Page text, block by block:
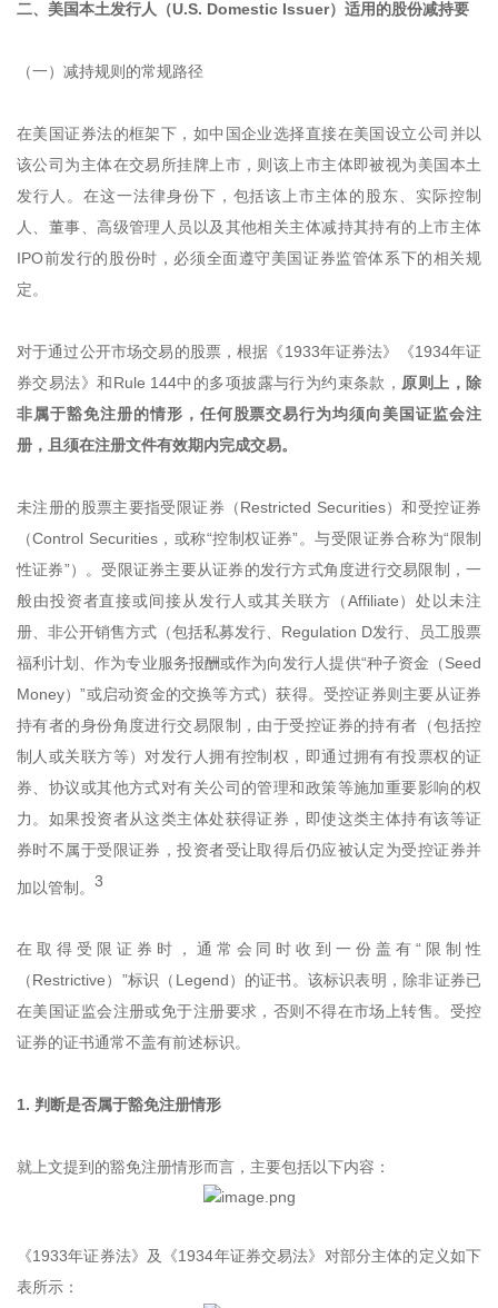
二、美国本土发行人（U.S. Domestic Issuer）适用的股份减持要
（一）减持规则的常规路径
在美国证券法的框架下，如中国企业选择直接在美国设立公司并以
该公司为主体在交易所挂牌上市，则该上市主体即被视为美国本土
发行人。在这一法律身份下，包括该上市主体的股东、实际控制
人、董事、高级管理人员以及其他相关主体减持其持有的上市主体
IPO前发行的股份时，必须全面遵守美国证券监管体系下的相关规
定。
对于通过公开市场交易的股票，根据《1933年证券法》《1934年证
券交易法》和Rule 144中的多项披露与行为约束条款， 原则上，除
非属于豁免注册的情形，任何股票交易行为均须向美国证监会注
册，且须在注册文件有效期内完成交易。
未注册的股票主要指受限证券（Restricted Securities）和受控证券
（Control Securities，或称“控制权证券”。与受限证券合称为“限制
性证券”）。受限证券主要从证券的发行方式角度进行交易限制，一
般由投资者直接或间接从发行人或其关联方（Affiliate）处以未注
册、非公开销售方式（包括私募发行、Regulation D发行、员工股票
福利计划、作为专业服务报酬或作为向发行人提供“种子资金（Seed
Money）”或启动资金的交换等方式）获得。受控证券则主要从证券
持有者的身份角度进行交易限制，由于受控证券的持有者（包括控
制人或关联方等）对发行人拥有控制权，即通过拥有有投票权的证
券、协议或其他方式对有关公司的管理和政策等施加重要影响的权
力。如果投资者从这类主体处获得证券，即使这类主体持有该等证
券时不属于受限证券，投资者受让取得后仍应被认定为受控证券并
加以管制。 3
在取得受限证券时，通常会同时收到一份盖有“限制性
（Restrictive）”标识（Legend）的证书。该标识表明，除非证券已
在美国证监会注册或免于注册要求，否则不得在市场上转售。受控
证券的证书通常不盖有前述标识。
1. 判断是否属于豁免注册情形
就上文提到的豁免注册情形而言，主要包括以下内容：
《1933年证券法》及《1934年证券交易法》对部分主体的定义如下
表所示：